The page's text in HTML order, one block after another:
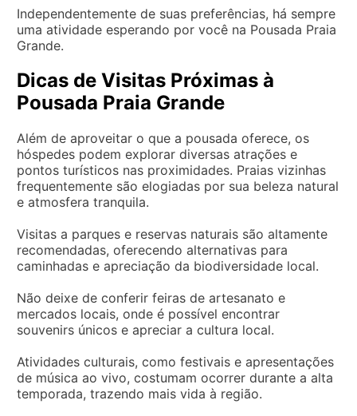
Independentemente de suas preferências, há sempre
uma atividade esperando por você na Pousada Praia
Grande.
Dicas de Visitas Próximas à
Pousada Praia Grande
Além de aproveitar o que a pousada oferece, os
hóspedes podem explorar diversas atrações e
pontos turísticos nas proximidades. Praias vizinhas
frequentemente são elogiadas por sua beleza natural
e atmosfera tranquila.
Visitas a parques e reservas naturais são altamente
recomendadas, oferecendo alternativas para
caminhadas e apreciação da biodiversidade local.
Não deixe de conferir feiras de artesanato e
mercados locais, onde é possível encontrar
souvenirs únicos e apreciar a cultura local.
Atividades culturais, como festivais e apresentações
de música ao vivo, costumam ocorrer durante a alta
temporada, trazendo mais vida à região.